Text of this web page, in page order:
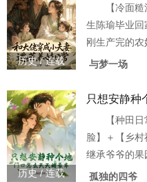
十万，此乃
国戍边，保
历史 / 连载
【冷面
生陈瑜毕业回
刚生产完的
儿，猎户丈
了。 陈瑜刚
她就要掉马
她忽然在这
哥的专属小动
与梦一场
历史 / 连载
只想安静种
【种田
脸】＋【乡
继承爷爷的
苦哈哈的村
孤独的四爷